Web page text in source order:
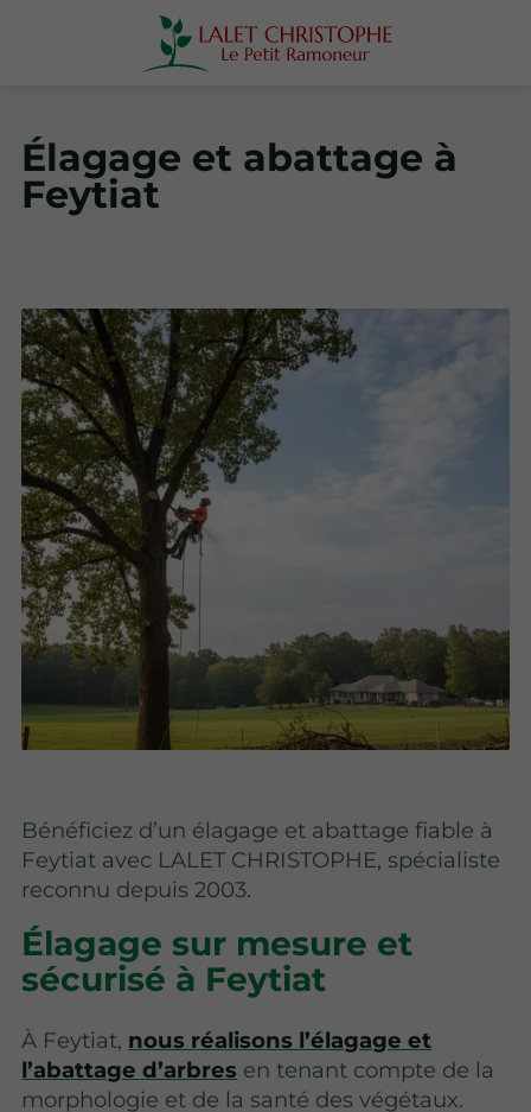
Élagage et abattage à
Feytiat
Bénéficiez d’un élagage et abattage fiable à
Feytiat avec LALET CHRISTOPHE, spécialiste
reconnu depuis 2003.
Élagage sur mesure et
sécurisé à Feytiat
À Feytiat, nous réalisons l’élagage et
l’abattage d’arbres en tenant compte de la
morphologie et de la santé des végétaux.